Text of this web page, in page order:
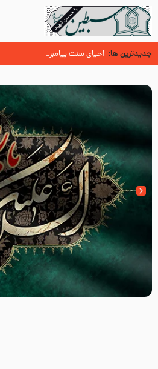
جدیدترین ها: احیای سنت پیامبر (صلی الله علیه
چگونه ائمه علیهم السلام را
13 ربيع الاول